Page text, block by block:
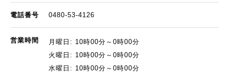
電話番号 0480-53-4126
営業時間
月曜日: 10時00分～0時00分
火曜日: 10時00分～0時00分
水曜日: 10時00分～0時00分